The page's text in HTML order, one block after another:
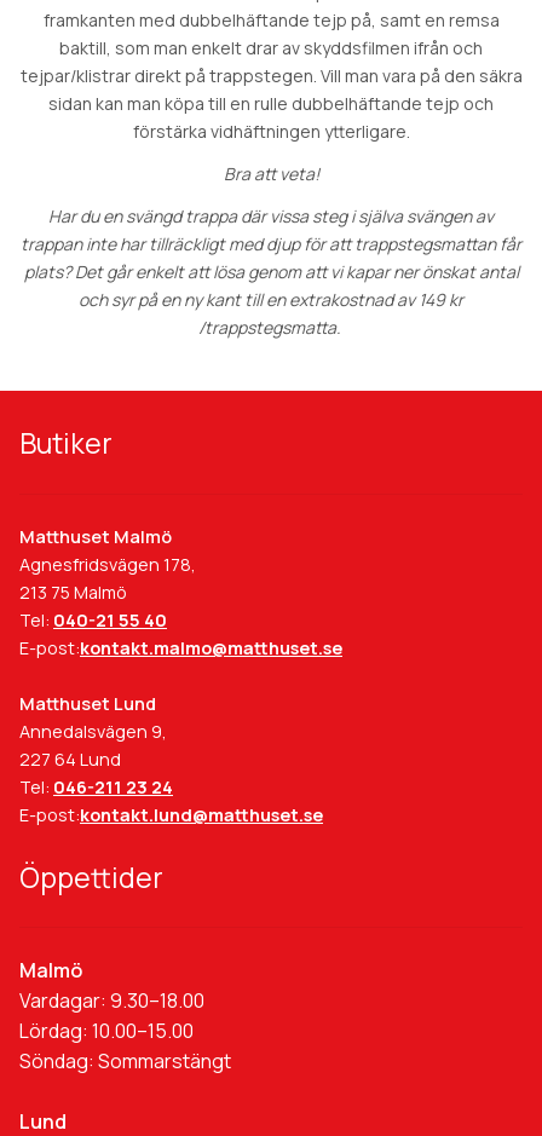
framkanten med dubbelhäftande tejp på, samt en remsa
baktill, som man enkelt drar av skyddsfilmen ifrån och
tejpar/klistrar direkt på trappstegen. Vill man vara på den säkra
sidan kan man köpa till en rulle dubbelhäftande tejp och
förstärka vidhäftningen ytterligare.
Bra att veta!
Har du en svängd trappa där vissa steg i själva svängen av
trappan inte har tillräckligt med djup för att trappstegsmattan får
plats? Det går enkelt att lösa genom att vi kapar ner önskat antal
och syr på en ny kant till en extrakostnad av 149 kr
/trappstegsmatta.
Butiker
Matthuset Malmö
Agnesfridsvägen 178,
213 75 Malmö
Tel: 040-21 55 40
E-post:kontakt.malmo@matthuset.se
Matthuset Lund
Annedalsvägen 9,
227 64 Lund
Tel: 046-211 23 24
E-post:kontakt.lund@matthuset.se
Öppettider
Malmö
Vardagar: 9.30–18.00
Lördag: 10.00–15.00
Söndag: Sommarstängt
Lund